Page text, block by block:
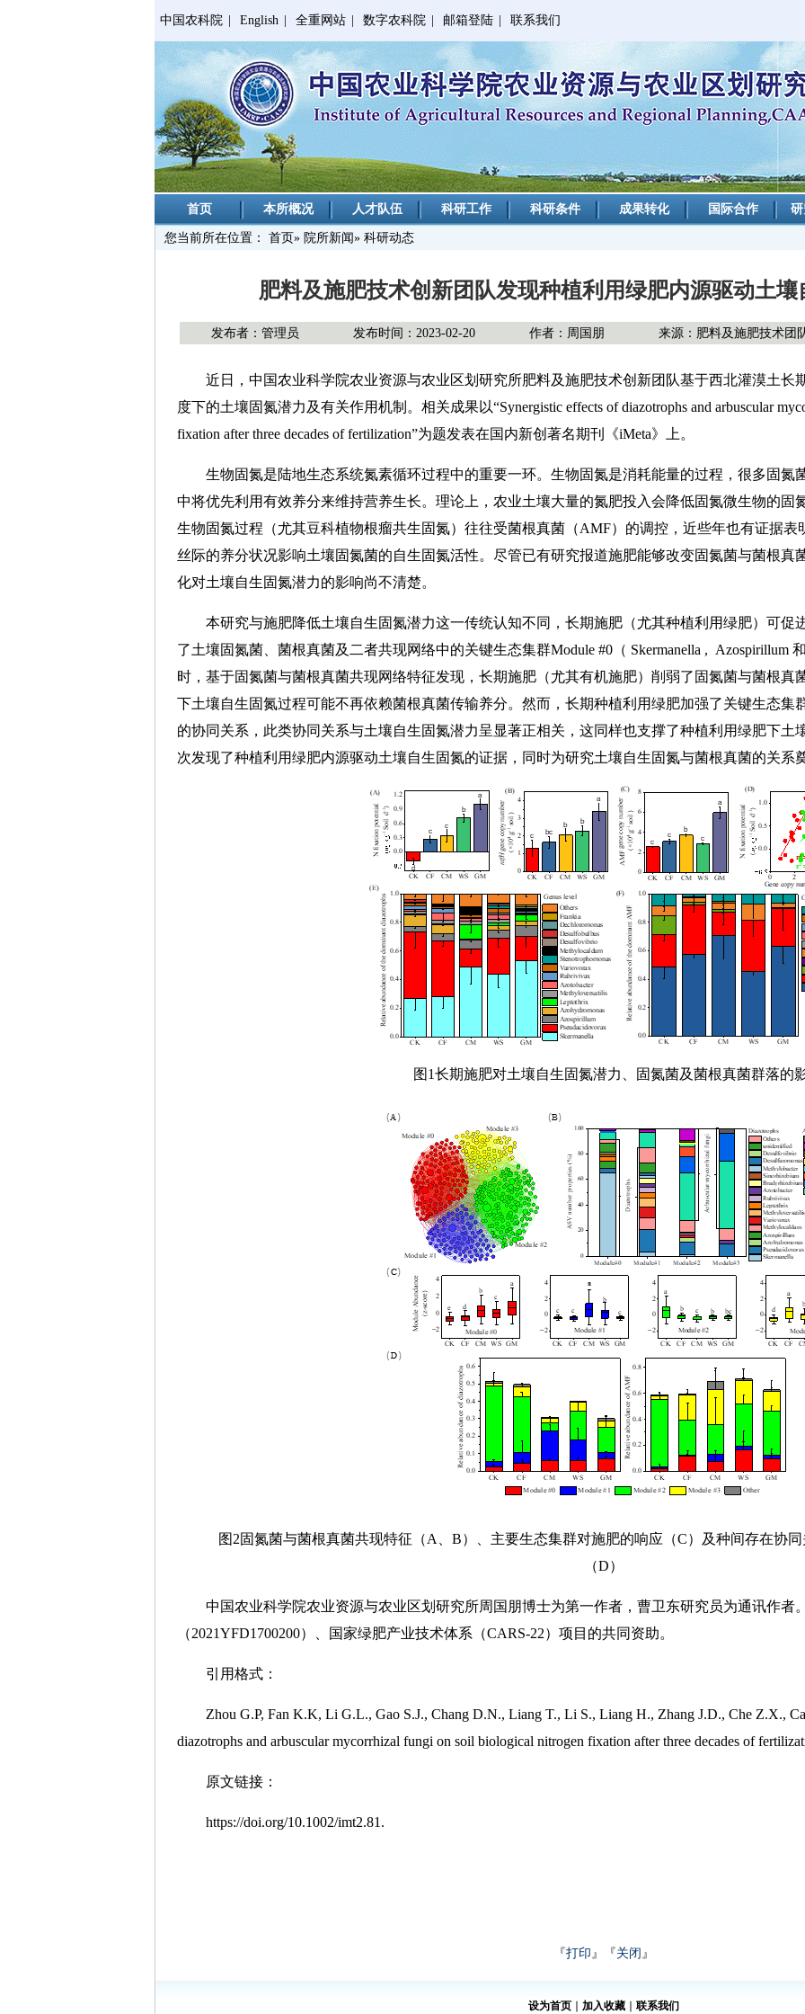
中国农科院 English 全重网站 数字农科院 邮箱登陆 联系我们
首页 本所概况 人才队伍 科研工作 科研条件 成果转化 国际合作
您当前所在位置： 首页» 院所新闻» 科研动态
肥料及施肥技术创新团队发现种植利用绿肥内源驱动土
发布者：管理员 发布时间：2023-02-20 作者：周国朋 来源：肥料及施肥技术团
近日，中国农业科学院农业资源与农业区划研究所肥料及施肥技术创新团队基于西北灌漠土长
度下的土壤固氮潜力及有关作用机制。相关成果以“Synergistic effects of diazotrophs and arbuscular
fixation after three decades of fertilization”为题发表在国内新创著名期刊《iMeta》上。
生物固氮是陆地生态系统氮素循环过程中的重要一环。生物固氮是消耗能量的过程，很多固氮
中将优先利用有效养分来维持营养生长。理论上，农业土壤大量的氮肥投入会降低固氮微生物的固
生物固氮过程（尤其豆科植物根瘤共生固氮）往往受菌根真菌（AMF）的调控，近些年也有证据
丝际的养分状况影响土壤固氮菌的自生固氮活性。尽管已有研究报道施肥能够改变固氮菌与菌根真
化对土壤自生固氮潜力的影响尚不清楚。
本研究与施肥降低土壤自生固氮潜力这一传统认知不同，长期施肥（尤其种植利用绿肥）可促
了土壤固氮菌、菌根真菌及二者共现网络中的关键生态集群Module #0（ Skermanella , Azospirillum
时，基于固氮菌与菌根真菌共现网络特征发现，长期施肥（尤其有机施肥）削弱了固氮菌与菌根真
下土壤自生固氮过程可能不再依赖菌根真菌传输养分。然而，长期种植利用绿肥加强了关键生态集
的协同关系，此类协同关系与土壤自生固氮潜力呈显著正相关，这同样也支撑了种植利用绿肥下土
次发现了种植利用绿肥内源驱动土壤自生固氮的证据，同时为研究土壤自生固氮与菌根真菌的关系
图1长期施肥对土壤自生固氮潜力、固氮菌及菌根真菌群落的
图2固氮菌与菌根真菌共现特征（A、B）、主要生态集群对施肥的响应（C）及种间存在协
（D）
中国农业科学院农业资源与农业区划研究所周国朋博士为第一作者，曹卫东研究员为通讯作者
（2021YFD1700200）、国家绿肥产业技术体系（CARS-22）项目的共同资助。
引用格式：
Zhou G.P, Fan K.K, Li G.L., Gao S.J., Chang D.N., Liang T., Li S., Liang H., Zhang J.D., Che Z.X.,
diazotrophs and arbuscular mycorrhizal fungi on soil biological nitrogen fixation after three decades of
原文链接：
https://doi.org/10.1002/imt2.81.
『打印』『 关闭 』
设为首页 加入收藏 联系我们